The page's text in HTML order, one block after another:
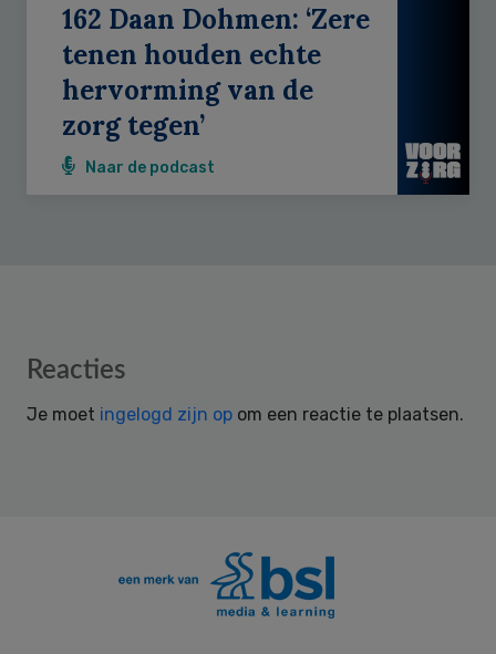
162 Daan Dohmen: ‘Zere
tenen houden echte
hervorming van de
zorg tegen’
Naar de podcast
Reader
Reacties
Je moet ingelogd zijn op om een reactie te plaatsen.